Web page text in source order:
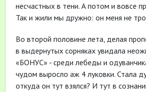
несчастных в тени. А потом и вовсе
Так и жили мы дружно: он меня не
Во второй половине лета, делая
в выдернутых сорняках увидала
«БОНУС» - среди лебеды и
чудом выросло аж 4 луковки. Стала
откуда он тут взялся? И тут в